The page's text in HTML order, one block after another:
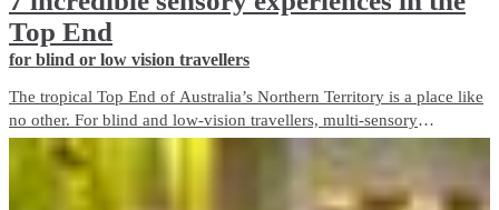
Top End
for blind or low vision travellers
The tropical Top End of Australia’s Northern Territory is a place like
no other. For blind and low-vision travellers, multi-sensory
experiences abound, offering a unique and immersive way to
discover this incredible destination and everything it has to offer.